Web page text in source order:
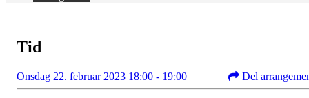
Tid
Onsdag 22. februar 2023 18:00 - 19:00 Del